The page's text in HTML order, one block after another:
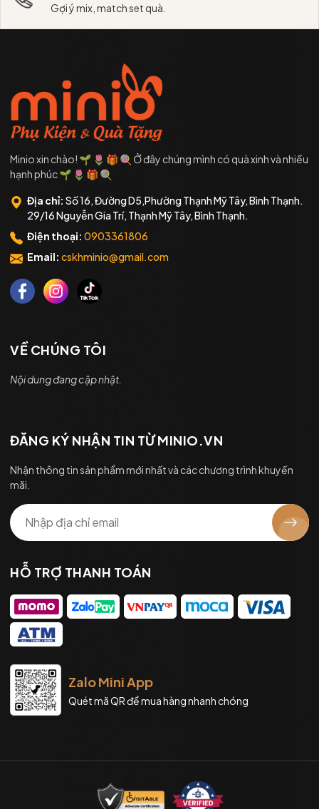
Gợi ý mix, match set quà.
Minio xin chào! 🌱 🌷 🎁 🍭 Ở đây chúng mình có quà xinh và nhiều
hạnh phúc 🌱 🌷 🎁 🍭
Địa chỉ: Số 16, Đường D5,Phường Thạnh Mỹ Tây, Bình Thạnh.
29/16 Nguyễn Gia Trí, Thạnh Mỹ Tây, Bình Thạnh.
Điện thoại: 0903361806
Email: cskhminio@gmail.com
VỀ CHÚNG TÔI
Nội dung đang cập nhật.
ĐĂNG KÝ NHẬN TIN TỪ MINIO.VN
Nhận thông tin sản phẩm mới nhất và các chương trình khuyến
mãi.
HỖ TRỢ THANH TOÁN
Zalo Mini App
Quét mã QR để mua hàng nhanh chóng